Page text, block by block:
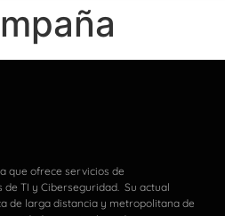
que ofrece servicios de
de TI y Ciberseguridad. Su actual
de larga distancia y metropolitana de